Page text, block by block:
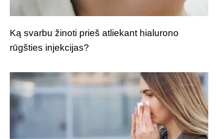
Ką svarbu žinoti prieš atliekant hialurono
rūgšties injekcijas?